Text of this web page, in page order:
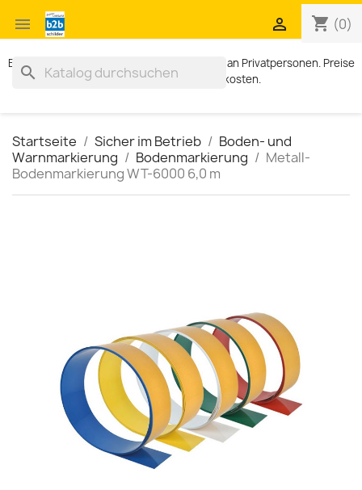
 shopping_cart (0)

Exklusiv für Geschäftskunden. Kein Verkauf an Privatpersonen. Preise
zzgl. MWST und Versandkosten.
search
Startseite Sicher im Betrieb
Boden- und
Warnmarkierung
Bodenmarkierung
Metall-
Bodenmarkierung WT-6000 6,0 m